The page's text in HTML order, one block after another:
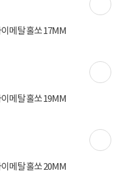
메탈 홀쏘 17MM
메탈 홀쏘 19MM
메탈 홀쏘 20MM
가비용)